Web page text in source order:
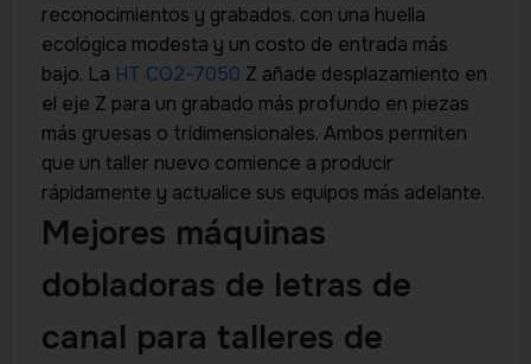
reconocimientos y grabados, con una huella
ecológica modesta y un costo de entrada más
bajo. La HT CO2-7050 Z añade desplazamiento en
el eje Z para un grabado más profundo en piezas
más gruesas o tridimensionales. Ambos permiten
que un taller nuevo comience a producir
rápidamente y actualice sus equipos más adelante.
Mejores máquinas
dobladoras de letras de
canal para talleres de